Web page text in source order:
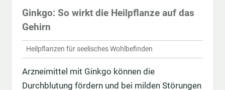
Ginkgo: So wirkt die Heilpflanze auf das
Gehirn
Heilpflanzen für seelisches Wohlbefinden
Arzneimittel mit Ginkgo können die
Durchblutung fördern und bei milden Störungen